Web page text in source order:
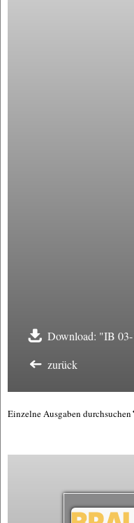
Download: "IB 03-
zurück
Einzelne Ausgaben durchsuchen